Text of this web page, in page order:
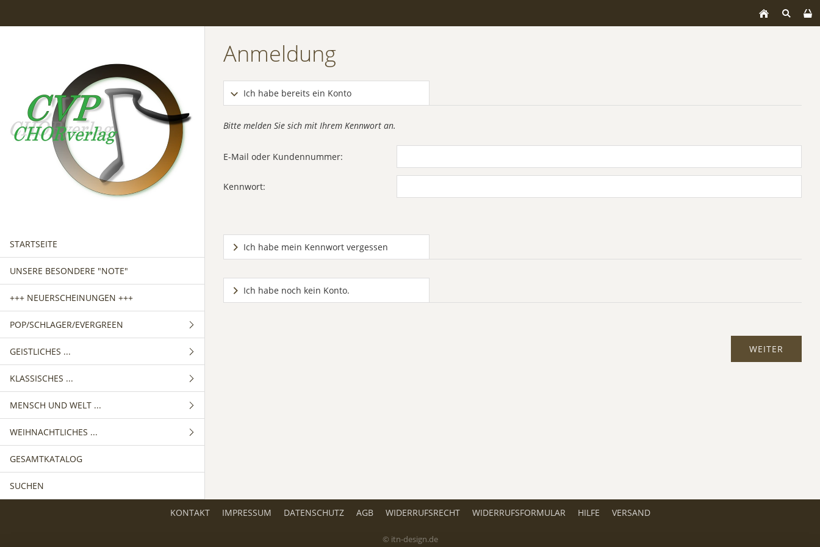
STARTSEITE
UNSERE BESONDERE "NOTE"
+++ NEUERSCHEINUNGEN +++
POP/SCHLAGER/EVERGREEN
GEMISCHTER CHOR
FRAUENCHOR
MÄNNERCHOR
GEISTLICHES ...
GEMISCHTER CHOR
FRAUENCHOR
MÄNNERCHOR
KLASSISCHES ...
GEMISCHTER CHOR
FRAUENCHOR
MÄNNERCHOR
MENSCH UND WELT ...
GEMISCHTER CHOR
FRAUENCHOR
MÄNNERCHOR
WEIHNACHTLICHES ...
GEMISCHTER CHOR
FRAUENCHOR
GESAMTKATALOG
SUCHEN
Anmeldung
Ich habe bereits ein Konto
Bitte melden Sie sich mit Ihrem Kennwort an.
E-Mail oder Kundennummer:
Kennwort:
Ich habe mein Kennwort vergessen
Ich habe noch kein Konto.
KONTAKT IMPRESSUM DATENSCHUTZ AGB WIDERRUFSRECHT WIDERRUFSFORMULAR HILFE VERSAND
© itn-design.de